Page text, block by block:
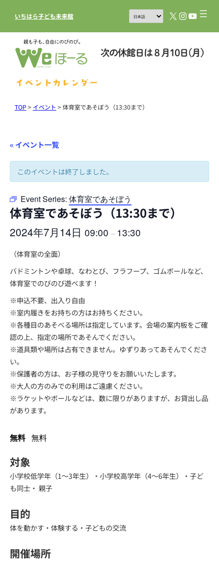
いちはら子ども未来館 X Instagram
YouTube
イベントカレンダー
TOP> イベント >体育室であそぼう（13:30まで）
« イベント一覧
このイベントは終了しました。
Event Series: 体育室であそぼう
体育室であそぼう（13:30まで）
2024年7月14日 09:00 – 13:30
（体育室の全面）
バドミントンや卓球、なわとび、フラフープ、ゴムボールなど、
体育室でのびのび遊べます！
※申込不要、出入り自由
※室内履きをお持ちの方はお持ちください。
※各種目のあそべる場所は指定しています。会場の案内板をご確
認の上、指定の場所であそんでください。
※道具類や場所は占有できません。ゆずりあってあそんでくださ
い。
※保護者の方は、お子様の見守りをお願いいたします。
※大人の方のみでの利用はご遠慮ください。
※ラケットやボールなどは、数に限りがありますが、お貸出し品
があります。
無料 無料
対象
小学校低学年（1～3年生）・小学校高学年（4～6年生）・子ど
も同士・ 親子
目的
体を動かす・体験する・子どもの交流
開催場所